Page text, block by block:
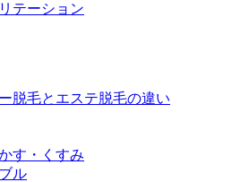
テーション
脱毛とエステ脱毛の違い
す・くすみ
ル